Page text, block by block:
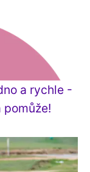
a rychle -
pomůže!